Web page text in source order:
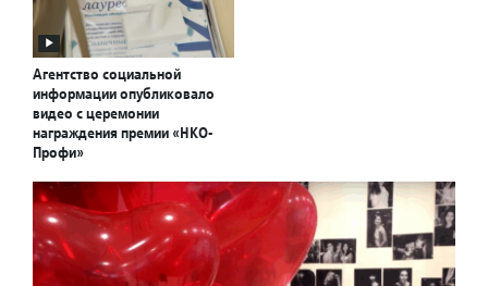
Агентство социальной
информации опубликовало
видео с церемонии
награждения премии «НКО-
Профи»